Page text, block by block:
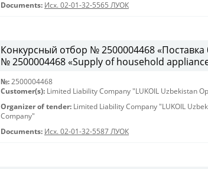
Documents: Исх. 02-01-32-5565 ЛУОК
Конкурсный отбор № 2500004468
№ 2500004468 «Supply of household
№: 2500004468
Customer(s): Limited Liability Company "LUKOIL Uzbekistan
Organizer of tender: Limited Liability Company "LUKOIL
Company"
Documents: Исх. 02-01-32-5587 ЛУОК